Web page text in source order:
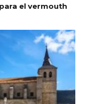
el vermouth